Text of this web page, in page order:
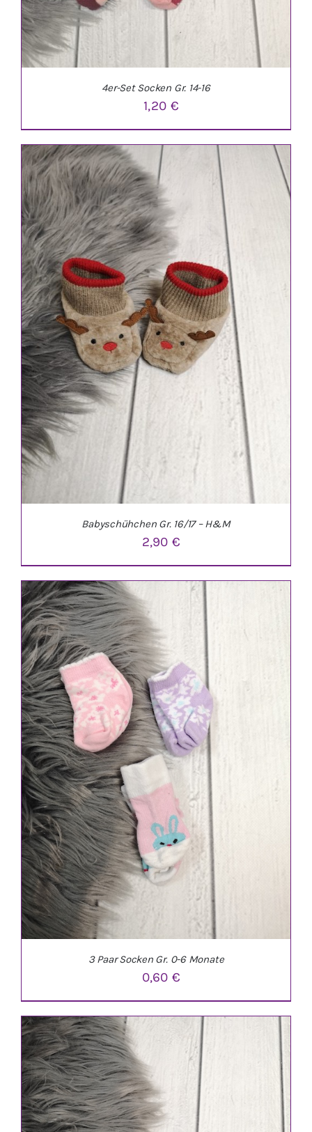
IN DEN WARENKORB DETAILS
4er-Set Socken Gr. 14-16
1,20 €
IN DEN WARENKORB / DETAILS
Babyschühchen Gr. 16/17 – H&M
2,90€
IN DEN WARENKORB DETAILS
3 Paar Socken Gr. 0-6 Monate
0,60€